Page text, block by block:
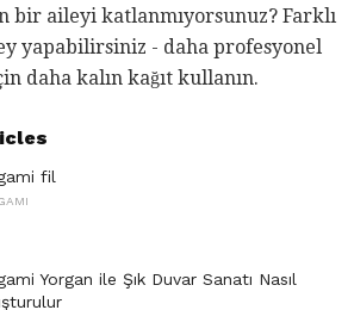
bir aileyi katlanmıyorsunuz? Farklı
yapabilirsiniz - daha profesyonel
daha kalın kağıt kullanın.
fil
Yorgan ile Şık Duvar Sanatı Nasıl